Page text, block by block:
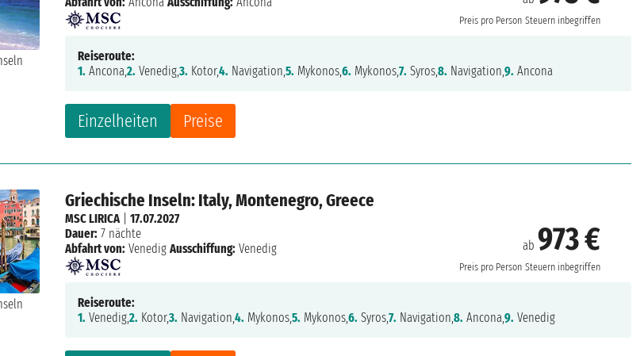
Preis pro Person Steuern inbegriffen
Einzelheiten Preise
Reiseroute:
1. Ancona,2. Venedig,3. Kotor,4. Navigation,5. Mykonos,6. Mykonos,7. Syros,8. Navigation,9. Ancona
Griechische Inseln: Italy, Montenegro, Greece
ab 973 €
Preis pro Person Steuern inbegriffen
MSC LIRICA|17.07.2027
Dauer: 7 nächte
Abfahrt von: Venedig Ausschiffung: Venedig
Reiseroute:
1. Venedig,2. Kotor,3. Navigation,4. Mykonos,5. Mykonos,6. Syros,7. Navigation,8. Ancona,9. Venedig